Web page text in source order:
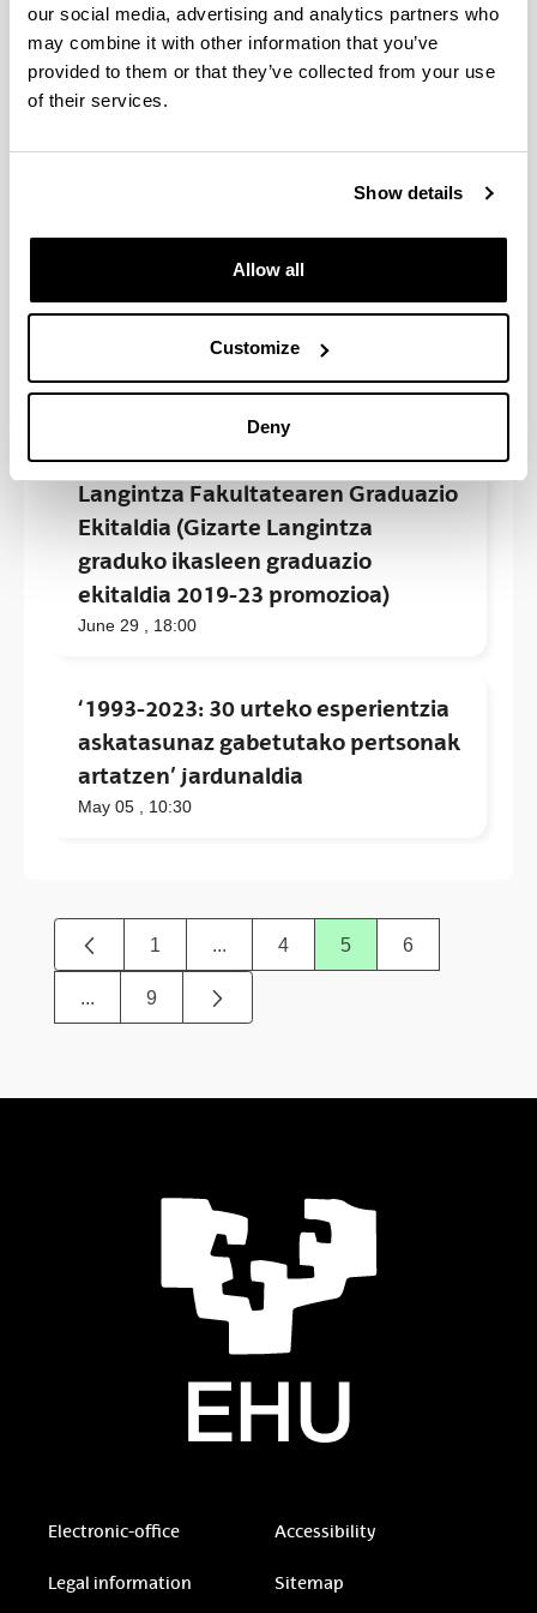
our social media, advertising and analytics partners who
may combine it with other information that you’ve
provided to them or that they’ve collected from your use
of their services.
Show details
Allow all
Customize
Deny
October 05 ,09:00 -14:00
"Lan mundua eta sindikalismoa
Udako Ikastaroa: Servicios sociales,
ciudadanía y participación
September 07 - September 08
Lan Harreman eta Gizarte
Langintza Fakultatearen Graduazio
Ekitaldia (Gizarte Langintza
graduko ikasleen graduazio
ekitaldia 2019-23 promozioa)
June 29 , 18:00
‘1993-2023: 30 urteko esperientzia
askatasunaz gabetutako pertsonak
artatzen’ jardunaldia
May 05 , 10:30
Page
1 ...
Intermediate Pages Use TAB to
Page
4
Page
5
Page
6
...
Intermediate Pages Use TAB to navigate.
Page
9
Electronic-office Accessibility
Legal information Sitemap